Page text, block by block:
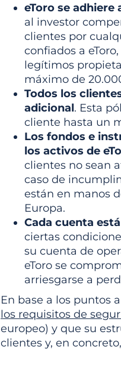
eToro se
al investor
clientes por
confiados a
legítimos
máximo de
Todos los
adicional. Esta
cliente hasta un
Los fondos e
los activos de
clientes no sean
caso de
están en manos
Europa.
Cada cuenta
ciertas
su cuenta de
eToro se
arriesgarse a
En base a los puntos
los requisitos de
europeo) y que su
clientes y, en